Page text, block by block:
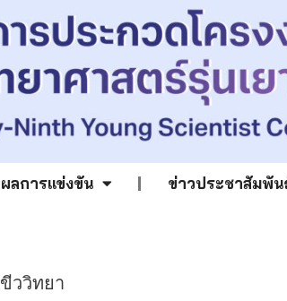
ผลการแข่งขัน ข่าวประชาสัมพัน
ววิทยา